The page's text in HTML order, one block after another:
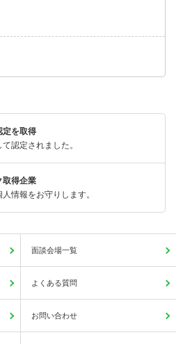
定を取得
認定されました。
取得企業
情報をお守りします。
面談会場一覧
よくある質問
お問い合わせ